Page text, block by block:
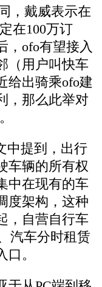
，戴威表示在
在100万订
，ofo有望接入
（用户叫快车
给出骑乘ofo建
，那么此举对
中提到，出行
车辆的所有权
中在现有的车
度架构，这种
，自营自行车
汽车分时租赁
。